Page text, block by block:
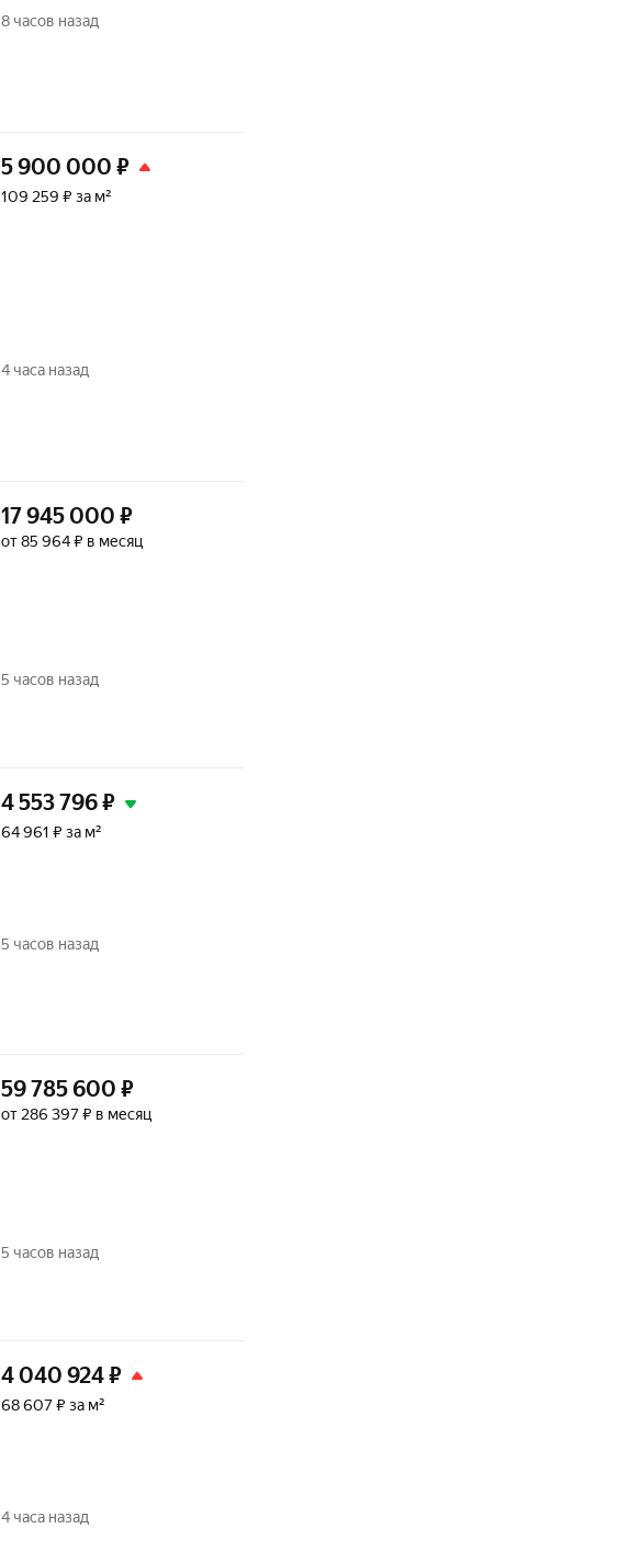
8 часов назад
5 900 000 ₽
109 259 ₽ за м²
4 часа назад
17 945 000 ₽
от 85 964 ₽ в месяц
5 часов назад
4 553 796₽
64 961 ₽ за м²
5 часов назад
59 785 600 ₽
от 286 397 ₽ в месяц
5 часов назад
4 040 924₽
68 607 ₽ за м²
4 часа назад